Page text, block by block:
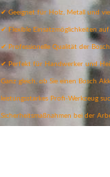
✔ Geeignet für Holz, Metall und
✔ Flexible Einsatzmöglichkeiten
✔ Professionelle Qualität der
✔ Perfekt für Handwerker und
Ganz gleich, ob Sie einen Bosch
leistungsstarkes Profi-Werkzeug
Sicherheitsmaßnahmen bei der